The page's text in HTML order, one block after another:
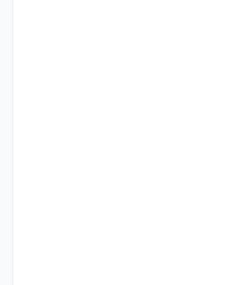
پس از فروش مطمئن برای تضمین
و سالم.
انتخاب اول صنایع و مصرف‌کنندگان در
و ایفای نقشی کلیدی در حفظ منابع آبی